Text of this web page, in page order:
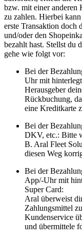
bzw. mit einer anderen
zu zahlen. Hierbei
erste Transaktion doch
und/oder den
bezahlt hast. Stellst du
gehe wie folgt vor:
Bei der
Uhr mit
Herausgeber
Rückbuchung,
eine Kreditkarte
Bei der
DKV, etc.: Bitte
B. Aral Fleet
diesen Weg
Bei der
App/-Uhr mit
Super Card:
Aral überweist
Zahlungsmittel
Kundenservice
und übermittele